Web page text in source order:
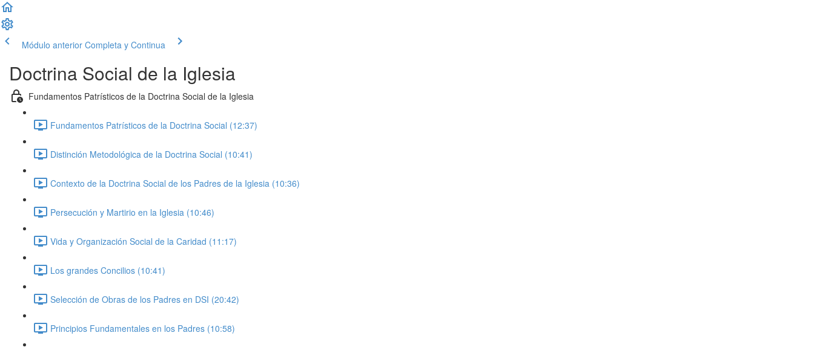
Módulo anterior Completa y Continua
Doctrina Social de la Iglesia
Fundamentos Patrísticos de la Doctrina Social de la Iglesia
Fundamentos Patrísticos de la Doctrina Social (12:37)
Distinción Metodológica de la Doctrina Social (10:41)
Contexto de la Doctrina Social de los Padres de la Iglesia (10:36)
Persecución y Martirio en la Iglesia (10:46)
Vida y Organización Social de la Caridad (11:17)
Los grandes Concilios (10:41)
Selección de Obras de los Padres en DSI (20:42)
Principios Fundamentales en los Padres (10:58)